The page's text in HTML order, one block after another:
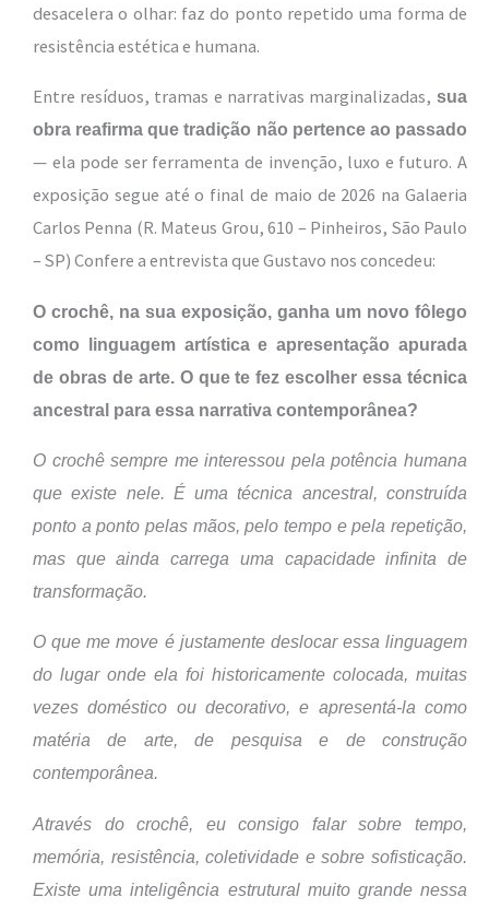
desacelera o olhar: faz do ponto repetido uma forma de
resistência estética e humana.
Entre resíduos, tramas e narrativas marginalizadas, sua
obra reafirma que tradição não pertence ao passado
— ela pode ser ferramenta de invenção, luxo e futuro. A
exposição segue até o final de maio de 2026 na Galaeria
Carlos Penna (R. Mateus Grou, 610 – Pinheiros, São Paulo
– SP) Confere a entrevista que Gustavo nos concedeu:
O crochê, na sua exposição, ganha um novo fôlego
como linguagem artística e apresentação apurada
de obras de arte. O que te fez escolher essa técnica
ancestral para essa narrativa contemporânea?
O crochê sempre me interessou pela potência humana
que existe nele. É uma técnica ancestral, construída
ponto a ponto pelas mãos, pelo tempo e pela repetição,
mas que ainda carrega uma capacidade infinita de
transformação.
O que me move é justamente deslocar essa linguagem
do lugar onde ela foi historicamente colocada, muitas
vezes doméstico ou decorativo, e apresentá-la como
matéria de arte, de pesquisa e de construção
contemporânea.
Através do crochê, eu consigo falar sobre tempo,
memória, resistência, coletividade e sobre sofisticação.
Existe uma inteligência estrutural muito grande nessa